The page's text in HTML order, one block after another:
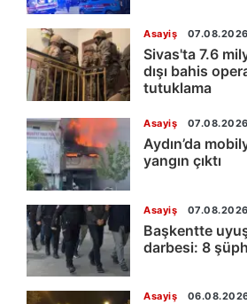
Asayiş
Sivas'ta 7.6
dışı bahis
tutuklama
Asayiş
Aydın’da
yangın çıktı
Asayiş
Başkentte
darbesi: 8
Asayiş